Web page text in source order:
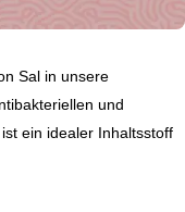
Sal in unsere
und
ein idealer Inhaltsstoff